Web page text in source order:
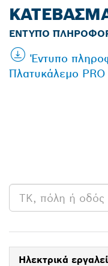
ΚΑΤΈΒΑΣΜΑ
ΈΝΤΥΠΟ
Έντυπο
Πλατυκάλεμο
Ηλεκτρικά